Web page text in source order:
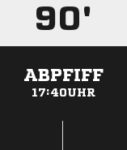
90'
ABPFIFF
17:40UHR